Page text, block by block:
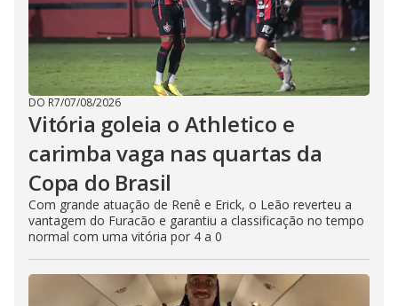
DO R7/07/08/2026
Vitória goleia o Athletico e
carimba vaga nas quartas da
Copa do Brasil
Com grande atuação de Renê e Erick, o Leão reverteu a
vantagem do Furacão e garantiu a classificação no tempo
normal com uma vitória por 4 a 0